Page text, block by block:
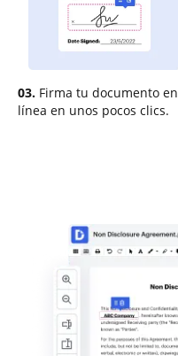
03. Firma tu documento en
línea en unos pocos clics.